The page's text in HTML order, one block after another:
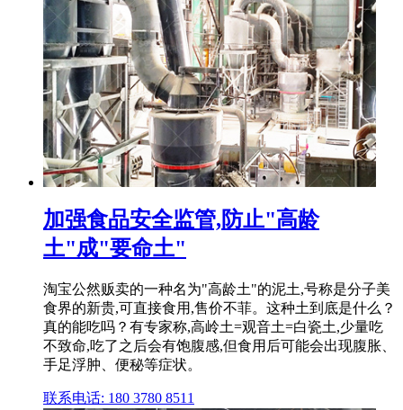
加强食品安全监管,防止"高龄
土"成"要命土"
淘宝公然贩卖的一种名为"高龄土"的泥土,号称是分子美
食界的新贵,可直接食用,售价不菲。这种土到底是什么？
真的能吃吗？有专家称,高岭土=观音土=白瓷土,少量吃
不致命,吃了之后会有饱腹感,但食用后可能会出现腹胀、
手足浮肿、便秘等症状。
联系电话: 180 3780 8511